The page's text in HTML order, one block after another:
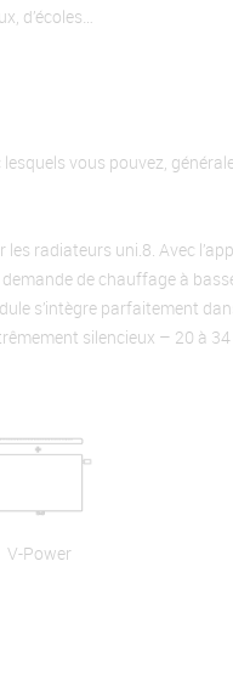
d’écoles…
vous pouvez,
radiateurs uni.8. Avec
de chauffage à
s’intègre parfaitement
silencieux – 20 à
V-Power